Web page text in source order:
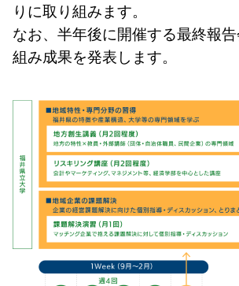
りに取り組みます。
なお、半年後に開催する最終報
組み成果を発表します。